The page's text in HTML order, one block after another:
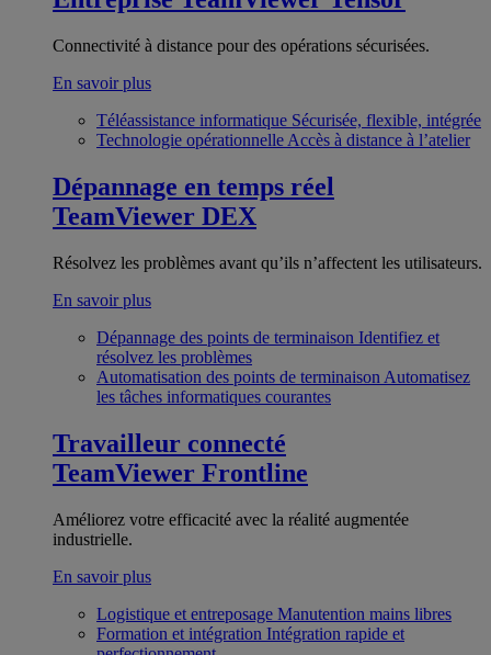
Connectivité à distance pour des opérations sécurisées.
En savoir plus
Téléassistance informatique Sécurisée, flexible, intégrée
Technologie opérationnelle Accès à distance à l’atelier
Dépannage en temps réel
TeamViewer DEX
Résolvez les problèmes avant qu’ils n’affectent les utilisateurs.
En savoir plus
Dépannage des points de terminaison Identifiez et
résolvez les problèmes
Automatisation des points de terminaison Automatisez
les tâches informatiques courantes
Travailleur connecté
TeamViewer Frontline
Améliorez votre efficacité avec la réalité augmentée
industrielle.
En savoir plus
Logistique et entreposage Manutention mains libres
Formation et intégration Intégration rapide et